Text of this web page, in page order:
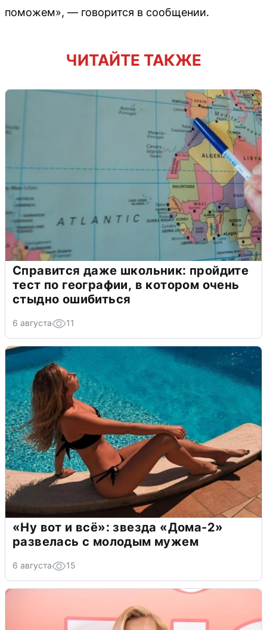
поможем», — говорится в сообщении.
ЧИТАЙТЕ ТАКЖЕ
Справится даже школьник: пройдите
тест по географии, в котором очень
стыдно ошибиться
6 августа 11
«Ну вот и всё»: звезда «Дома-2»
развелась с молодым мужем
6 августа 15